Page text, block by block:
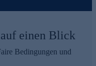
einen Blick
Bedingungen und